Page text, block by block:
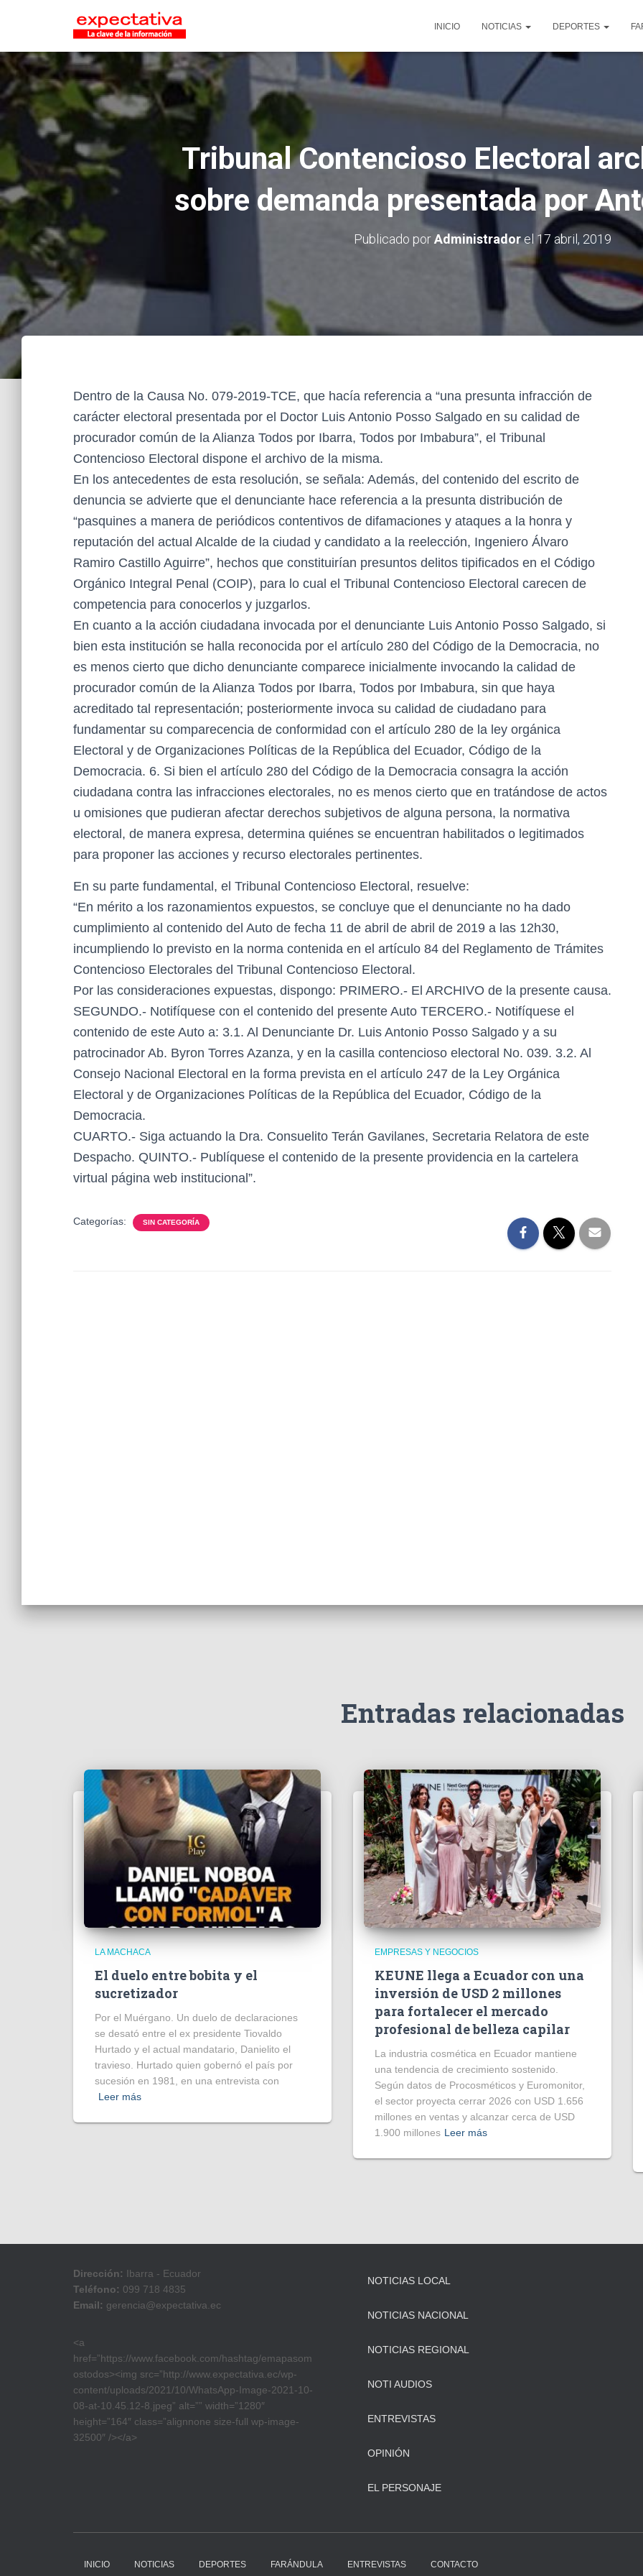
INICIO NOTICIAS DEPORTES
Tribunal Contencioso Electoral
sobre demanda presentada por
Publicado porAdministradorel 17 abril, 2019
Dentro de la Causa No. 079-2019-TCE, que hacía referencia a “una presunta infracción de
carácter electoral presentada por el Doctor Luis Antonio Posso Salgado en su calidad de
procurador común de la Alianza Todos por Ibarra, Todos por Imbabura”, el Tribunal
Contencioso Electoral dispone el archivo de la misma.
En los antecedentes de esta resolución, se señala: Además, del contenido del escrito de
denuncia se advierte que el denunciante hace referencia a la presunta distribución de
“pasquines a manera de periódicos contentivos de difamaciones y ataques a la honra y
reputación del actual Alcalde de la ciudad y candidato a la reelección, Ingeniero Álvaro
Ramiro Castillo Aguirre”, hechos que constituirían presuntos delitos tipificados en el Código
Orgánico Integral Penal (COIP), para lo cual el Tribunal Contencioso Electoral carecen de
competencia para conocerlos y juzgarlos.
En cuanto a la acción ciudadana invocada por el denunciante Luis Antonio Posso Salgado, si
bien esta institución se halla reconocida por el artículo 280 del Código de la Democracia, no
es menos cierto que dicho denunciante comparece inicialmente invocando la calidad de
procurador común de la Alianza Todos por Ibarra, Todos por Imbabura, sin que haya
acreditado tal representación; posteriormente invoca su calidad de ciudadano para
fundamentar su comparecencia de conformidad con el artículo 280 de la ley orgánica
Electoral y de Organizaciones Políticas de la República del Ecuador, Código de la
Democracia. 6. Si bien el artículo 280 del Código de la Democracia consagra la acción
ciudadana contra las infracciones electorales, no es menos cierto que en tratándose de actos
u omisiones que pudieran afectar derechos subjetivos de alguna persona, la normativa
electoral, de manera expresa, determina quiénes se encuentran habilitados o legitimados
para proponer las acciones y recurso electorales pertinentes.
En su parte fundamental, el Tribunal Contencioso Electoral, resuelve:
“En mérito a los razonamientos expuestos, se concluye que el denunciante no ha dado
cumplimiento al contenido del Auto de fecha 11 de abril de abril de 2019 a las 12h30,
incumpliendo lo previsto en la norma contenida en el artículo 84 del Reglamento de Trámites
Contencioso Electorales del Tribunal Contencioso Electoral.
Por las consideraciones expuestas, dispongo: PRIMERO.- El ARCHIVO de la presente causa.
SEGUNDO.- Notifíquese con el contenido del presente Auto TERCERO.- Notifíquese el
contenido de este Auto a: 3.1. Al Denunciante Dr. Luis Antonio Posso Salgado y a su
patrocinador Ab. Byron Torres Azanza, y en la casilla contencioso electoral No. 039. 3.2. Al
Consejo Nacional Electoral en la forma prevista en el artículo 247 de la Ley Orgánica
Electoral y de Organizaciones Políticas de la República del Ecuador, Código de la
Democracia.
CUARTO.- Siga actuando la Dra. Consuelito Terán Gavilanes, Secretaria Relatora de este
Despacho. QUINTO.- Publíquese el contenido de la presente providencia en la cartelera
virtual página web institucional”.
Categorías: SIN CATEGORÍA
Entradas relacionadas
LA MACHACA
El duelo entre bobita y el
sucretizador
Por el Muérgano. Un duelo de declaraciones
se desató entre el ex presidente Tiovaldo
Hurtado y el actual mandatario, Danielito el
travieso. Hurtado quien gobernó el país por
sucesión en 1981, en una entrevista con
Leer más
EMPRESAS Y NEGOCIOS
KEUNE llega a Ecuador con una
inversión de USD 2 millones
para fortalecer el mercado
profesional de belleza capilar
La industria cosmética en Ecuador mantiene
una tendencia de crecimiento sostenido.
Según datos de Procosméticos y Euromonitor,
el sector proyecta cerrar 2026 con USD 1.656
millones en ventas y alcanzar cerca de USD
1.900 millones Leer más
Dirección: Ibarra - Ecuador
Teléfono: 099 718 4835
Email: gerencia@expectativa.ec
<a
href=”https://www.facebook.com/hashtag/emapasom
ostodos><img src=”http://www.expectativa.ec/wp-
content/uploads/2021/10/WhatsApp-Image-2021-10-
08-at-10.45.12-8.jpeg” alt=”” width=”1280″
height=”164″ class=”alignnone size-full wp-image-
32500″ /></a>
NOTICIAS LOCAL
NOTICIAS NACIONAL
NOTICIAS REGIONAL
NOTI AUDIOS
ENTREVISTAS
OPINIÓN
EL PERSONAJE
INICIO NOTICIAS DEPORTES FARÁNDULA ENTREVISTAS CONTACTO